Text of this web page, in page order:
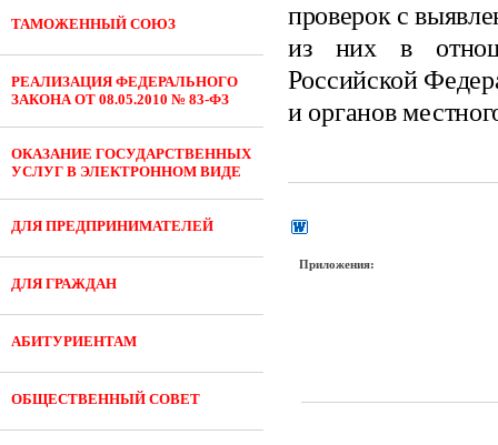
ТАМОЖЕННЫЙ СОЮЗ
РЕАЛИЗАЦИЯ ФЕДЕРАЛЬНОГО
ЗАКОНА ОТ 08.05.2010 № 83-ФЗ
ОКАЗАНИЕ ГОСУДАРСТВЕННЫХ
УСЛУГ В ЭЛЕКТРОННОМ ВИДЕ
ДЛЯ ПРЕДПРИНИМАТЕЛЕЙ
ДЛЯ ГРАЖДАН
АБИТУРИЕНТАМ
ОБЩЕСТВЕННЫЙ СОВЕТ
проверок с
из них в
Российской
и органов
Приложения: